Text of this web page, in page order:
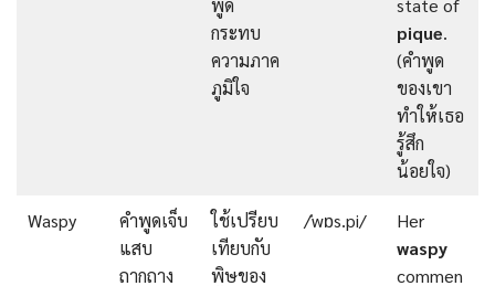
พูด
กระทบ
ความภาค
ภูมิใจ
state of
pique.
(คำพูด
ของเขา
ทำให้เธอ
รู้สึก
น้อยใจ)
Waspy
คำพูดเจ็บ
แสบ
ถากถาง
ใช้เปรียบ
เทียบกับ
พิษของ
/ˈwɒs.pi/
Her
waspy
commen